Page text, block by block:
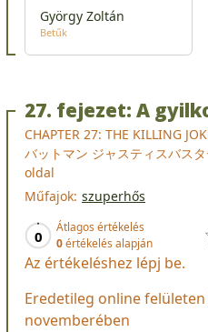
György Zoltán
Betűk
27. fejezet: A
CHAPTER 27: THE KILLING
バットマン ジャスティスバス
oldal
Műfajok: szuperhős
0
Átlagos értékelés
0értékelés alapján
Az értékeléshez lépj be.
Eredetileg online
novemberében